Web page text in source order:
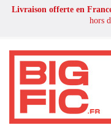
Livraison offerte en
hors